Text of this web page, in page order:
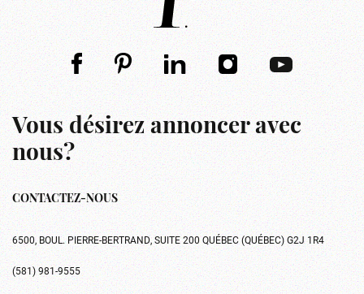
Vous désirez annoncer avec
nous?
CONTACTEZ-NOUS
6500, BOUL. PIERRE-BERTRAND, SUITE 200 QUÉBEC (QUÉBEC) G2J 1R4
(581) 981-9555